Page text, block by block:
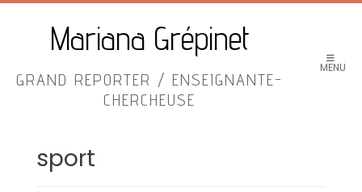
Mariana Grépinet
GRAND REPORTER / ENSEIGNANTE-
CHERCHEUSE
MENU
sport